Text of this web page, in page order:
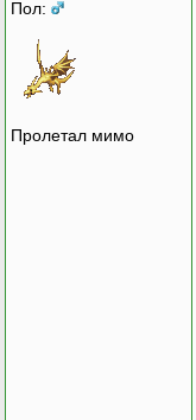
Пол:
Пролетал мимо